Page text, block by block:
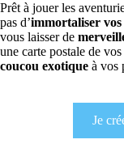
Prêt à jouer les
pas d’immortaliser vos
vous laisser de
une carte postale de
coucou exotique à vos
Je